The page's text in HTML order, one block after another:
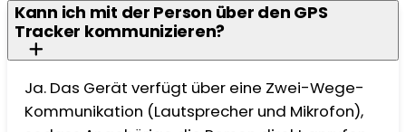
Kann ich mit der Person über den GPS
Tracker kommunizieren?
Ja. Das Gerät verfügt über eine Zwei-Wege-
Kommunikation (Lautsprecher und Mikrofon),